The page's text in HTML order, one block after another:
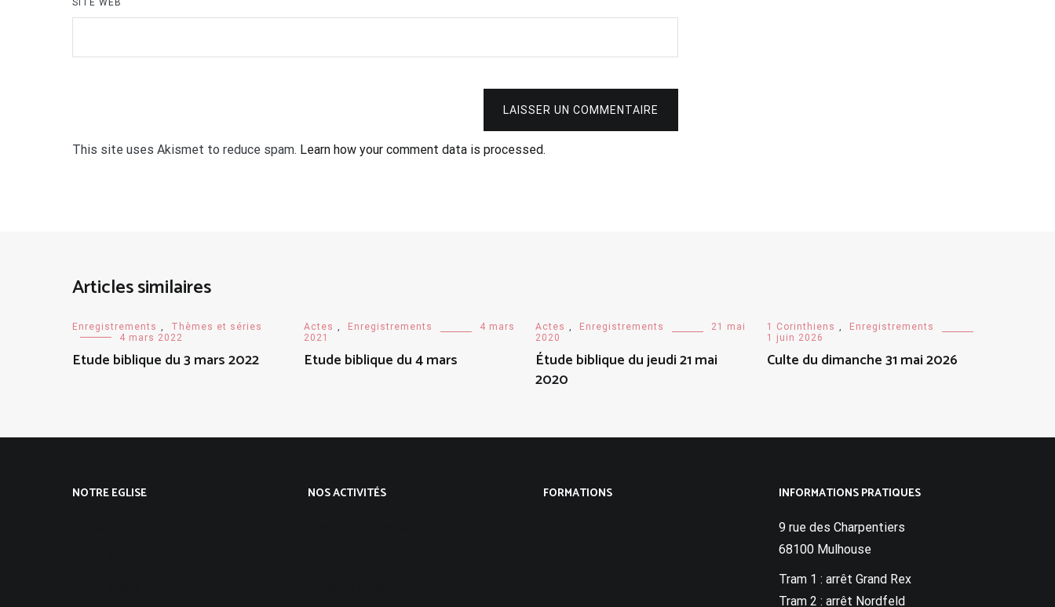
SITE WEB
LAISSER UN COMMENTAIRE
This site uses Akismet to reduce spam. Learn how your comment data is processed.
Articles similaires
Enregistrements ,
Thèmes et séries
4 mars 2022
Etude biblique du 3 mars 2022
Actes , Enregistrements
4 mars
2021
Etude biblique du 4 mars
Actes , Enregistrements
21 mai
2020
Étude biblique du jeudi 21 mai
2020
1 Corinthiens ,
Enregistrements
1 juin 2026
Culte du dimanche 31 mai 2026
NOTRE EGLISE NOS ACTIVITÉS FORMATIONS INFORMATIONS PRATIQUES
9 rue des Charpentiers
68100 Mulhouse
Tram 1 : arrêt Grand Rex
Tram 2 : arrêt Nordfeld